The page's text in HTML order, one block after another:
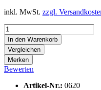
inkl. MwSt. zzgl.
In den Warenkorb
Vergleichen
Merken
Bewerten
Artikel-Nr.: 0620